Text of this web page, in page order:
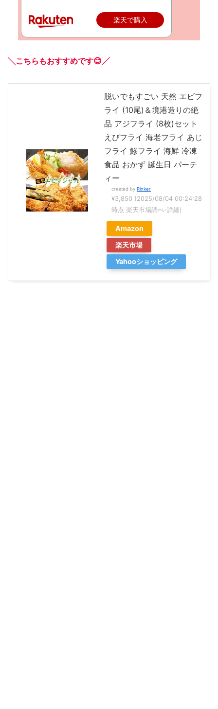
楽天で購入
╲こちらもおすすめです😊╱
脱いでもすごい 天然 エビフ
ライ (10尾)＆境港造りの絶
品 アジフライ (8枚)セット
えびフライ 海老フライ あじ
フライ 鯵フライ 海鮮 冷凍
食品 おかず 誕生日 パーテ
ィー
created by Rinker
¥3,850 (2025/08/04 00:24:28
時点 楽天市場調べ-詳細)
Amazon
楽天市場
Yahooショッピング